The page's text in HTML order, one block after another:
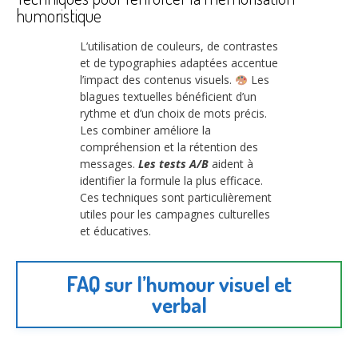
humoristique
L’utilisation de couleurs, de contrastes
et de typographies adaptées accentue
l’impact des contenus visuels.
Les
blagues textuelles bénéficient d’un
rythme et d’un choix de mots précis.
Les combiner améliore la
compréhension et la rétention des
messages. Les tests A/B aident à
identifier la formule la plus efficace.
Ces techniques sont particulièrement
utiles pour les campagnes culturelles
et éducatives.
FAQ sur l’humour visuel et
verbal